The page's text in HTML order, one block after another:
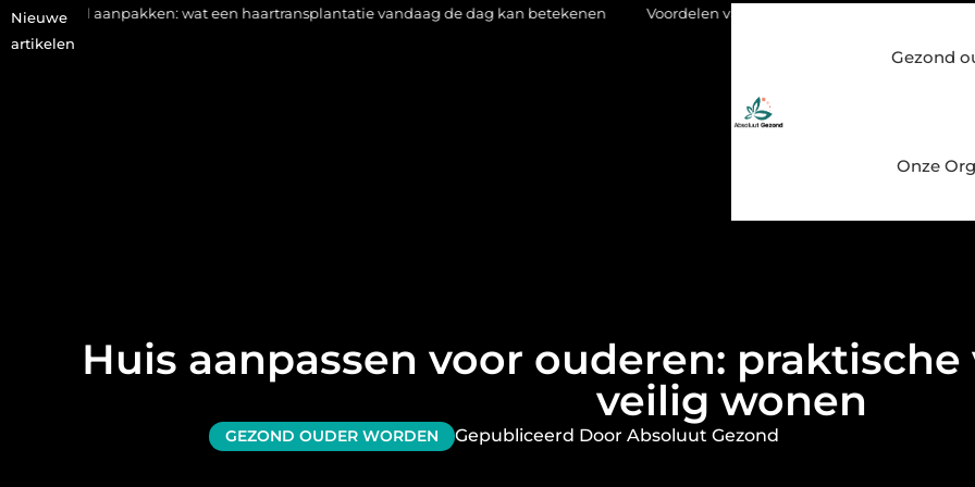
Nieuwe
artikelen
wat een haartransplantatie vandaag de dag kan betekenen Voordelen van een Stanno voetbal trainingspak
Gezond
Onze
Huis aanpassen voor ouderen:
veilig wonen
GEZOND OUDER WORDEN Gepubliceerd Door Absoluut Gezond